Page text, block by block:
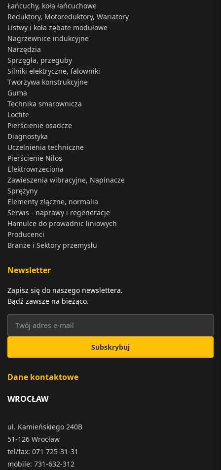
Łańcuchy, koła łańcuchowe
Reduktory, Motoreduktory, Wariatory
Listwy i koła zębate modułowe
Nagrzewnice indukcyjne
Narzędzia
Sprzęgła, przeguby
Silniki elektryczne, falowniki
Tworzywa konstrukcyjne
Guma
Technika smarownicza
Loctite
Pierścienie osadcze
Diagnostyka
Uczelnienia techniczne
Pierścienie Nilos
Elektrowrzeciona
Zawieszenia wibracyjne, Napinacze
Sprężyny
Elementy złączne, normalia
Serwis - naprawy i regeneracje
Hamulce do prowadnic liniowych
Producenci
Branże i Sektory przemysłu
Newsletter
Zapisz się do naszego newslettera.
Bądź zawsze na bieżąco.
Subskrybuj
Dane kontaktowe
WROCŁAW
ul. Kamieńskiego 240B
51-126 Wrocław
tel/fax: 071 725-31-31
mobile: 731-632-312